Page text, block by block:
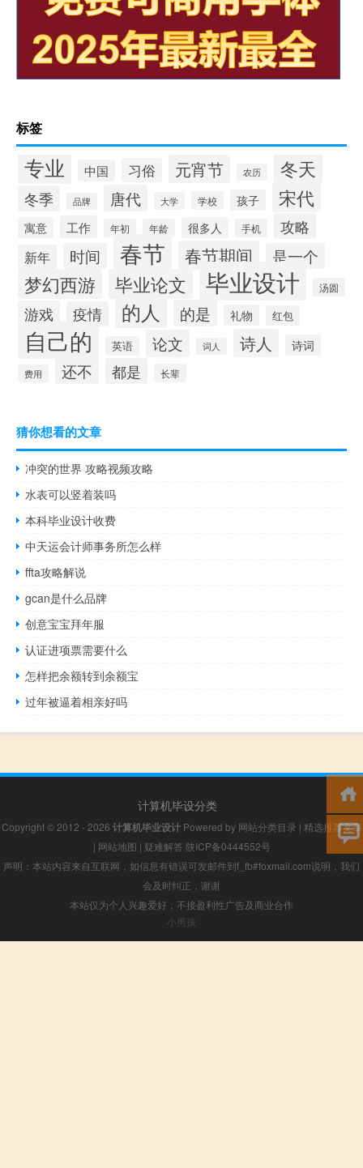
标签
专业 中国 习俗 元宵节 农历 冬天
冬季 品牌 唐代 大学 学校 孩子 宋代
寓意 工作 年初 年龄 很多人 手机 攻略
新年 时间 春节 春节期间 是一个
梦幻西游 毕业论文 毕业设计 汤圆
游戏 疫情 的人 的是 礼物 红包
自己的 英语 论文 词人 诗人 诗词
费用 还不 都是 长辈
猜你想看的文章
冲突的世界 攻略视频攻略
水表可以竖着装吗
本科毕业设计收费
中天运会计师事务所怎么样
ffta攻略解说
gcan是什么品牌
创意宝宝拜年服
认证进项票需要什么
怎样把余额转到余额宝
过年被逼着相亲好吗
计算机毕设分类
Copyright © 2012 - 2026 计算机毕业设计Powered by 网站分类目录 | 精选推荐文章
| 网站地图 | 疑难解答 陕ICP备0444552号
声明：本站内容来自互联网，如信息有错误可发邮件到f_fb#foxmail.com说明，我们
会及时纠正，谢谢
本站仅为个人兴趣爱好，不接盈利性广告及商业合作
小男孩